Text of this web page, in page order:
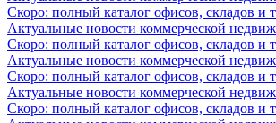
Скоро: полный каталог офисов, складов и
Актуальные новости коммерческой
Скоро: полный каталог офисов, складов и
Актуальные новости коммерческой
Скоро: полный каталог офисов, складов и
Актуальные новости коммерческой
Скоро: полный каталог офисов, складов и